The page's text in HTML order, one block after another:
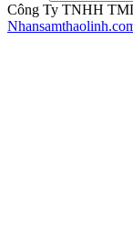
Công Ty TNHH